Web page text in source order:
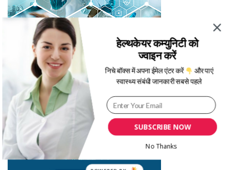
SUBSCRIBE NOW
हेल्थकेयर कम्युनिटी को
ज्वाइन करें
निचे बॉक्स में अपना ईमेल एंटर करें
और पाएं
स्वास्थ्य संबंधी जानकारी सबसे पहले
No Thanks